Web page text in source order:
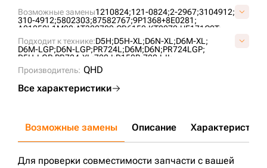
Возможные замены1210824;121-0824;2-2967;3104912;
310-4912;5802303;87582767;9P1368+8E0281;
A01050L1M00;AT322789;CR6152;KT0072;UF171C0T;
UF171C2T;
VCR6152V;
Подходит к технике:D5H;D5H-XL;D6N-XL;D6M-XL;
D6M-LGP;D6N-LGP;PR724L;D6M;D6N;PR724LGP;
D5H-LGP;PR724-XL;700J;D150B;700J-II;
Производитель: QHD
Все характеристики
Возможные замены Описание Характеристики
Для проверки совместимости запчасти с вашей